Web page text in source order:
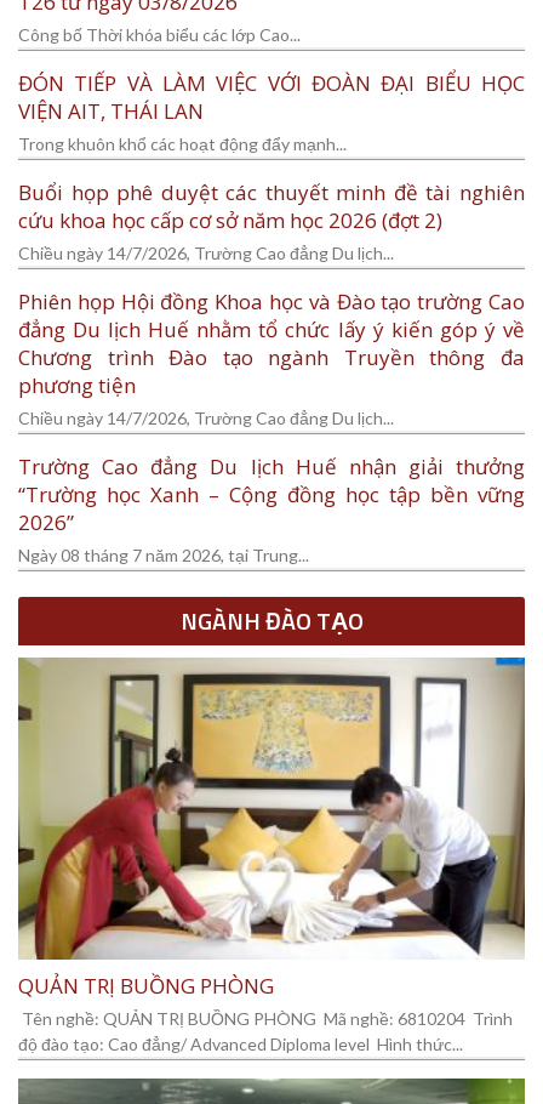
Công bố Thời khóa biểu các lớp Cao...
ĐÓN TIẾP VÀ LÀM VIỆC VỚI ĐOÀN ĐẠI BIỂU HỌC
VIỆN AIT, THÁI LAN
Trong khuôn khổ các hoạt động đẩy mạnh...
Buổi họp phê duyệt các thuyết minh đề tài nghiên
cứu khoa học cấp cơ sở năm học 2026 (đợt 2)
Chiều ngày 14/7/2026, Trường Cao đẳng Du lịch...
Phiên họp Hội đồng Khoa học và Đào tạo trường Cao
đẳng Du lịch Huế nhằm tổ chức lấy ý kiến góp ý về
Chương trình Đào tạo ngành Truyền thông đa
phương tiện
Chiều ngày 14/7/2026, Trường Cao đẳng Du lịch...
Trường Cao đẳng Du lịch Huế nhận giải thưởng
“Trường học Xanh – Cộng đồng học tập bền vững
2026”
Ngày 08 tháng 7 năm 2026, tại Trung...
NGÀNH ĐÀO TẠO
QUẢN TRỊ BUỒNG PHÒNG
Tên nghề: QUẢN TRỊ BUỒNG PHÒNG Mã nghề: 6810204 Trình
độ đào tạo: Cao đẳng/ Advanced Diploma level Hình thức...